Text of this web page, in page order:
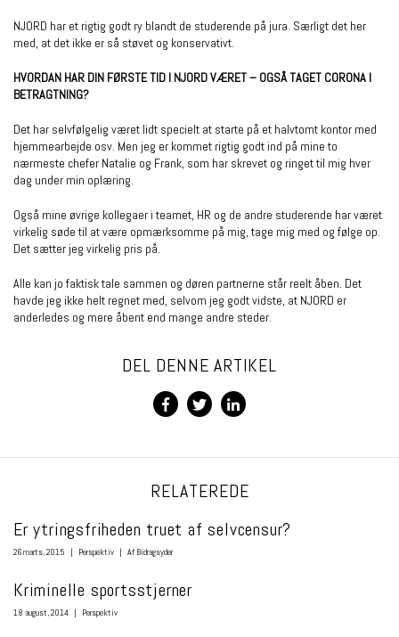
NJORD har et rigtig godt ry blandt de studerende på jura. Særligt det her
med, at det ikke er så støvet og konservativt.
HVORDAN HAR DIN FØRSTE TID I NJORD VÆRET – OGSÅ TAGET CORONA I
BETRAGTNING?
Det har selvfølgelig været lidt specielt at starte på et halvtomt kontor med
hjemmearbejde osv. Men jeg er kommet rigtig godt ind på mine to
nærmeste chefer Natalie og Frank, som har skrevet og ringet til mig hver
dag under min oplæring.
Også mine øvrige kollegaer i teamet, HR og de andre studerende har været
virkelig søde til at være opmærksomme på mig, tage mig med og følge op.
Det sætter jeg virkelig pris på.
Alle kan jo faktisk tale sammen og døren partnerne står reelt åben. Det
havde jeg ikke helt regnet med, selvom jeg godt vidste, at NJORD er
anderledes og mere åbent end mange andre steder.
DEL DENNE ARTIKEL
RELATEREDE
Er ytringsfriheden truet af selvcensur?
26 marts, 2015 | Perspektiv | Af Bidragsyder
Kriminelle sportsstjerner
18 august, 2014 | Perspektiv